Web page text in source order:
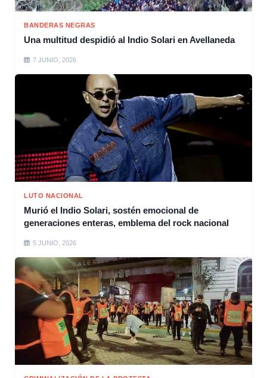
BANDERAS NEGRAS
Una multitud despidió al Indio Solari en Avellaneda
7 JUNIO, 2026
LUTO NACIONAL
Murió el Indio Solari, sostén emocional de
generaciones enteras, emblema del rock nacional
5 JUNIO, 2026